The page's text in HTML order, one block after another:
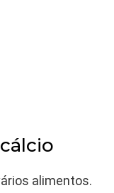
alimentos.